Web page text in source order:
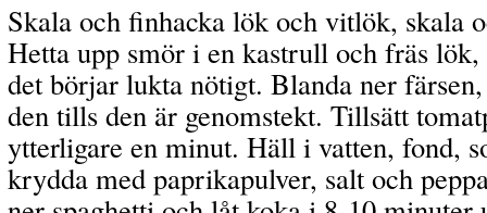
Skala och finhacka lök och vitlök, skala
Hetta upp smör i en kastrull och fräs
det börjar lukta nötigt. Blanda ner
den tills den är genomstekt. Tillsätt
ytterligare en minut. Häll i vatten, fond,
krydda med paprikapulver, salt och